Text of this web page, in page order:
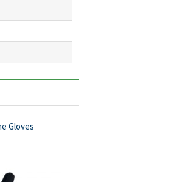
Gloves